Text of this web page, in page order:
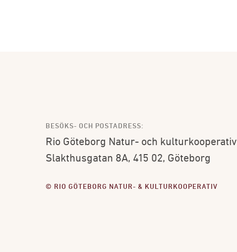
BESÖKS- OCH POSTADRESS:
Rio Göteborg Natur- och kulturkooperativ
Slakthusgatan 8A, 415 02, Göteborg
© RIO GÖTEBORG NATUR- & KULTURKOOPERATIV